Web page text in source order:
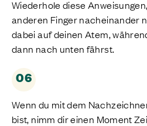
Wiederhole diese
anderen Finger nacheinander
dabei auf deinen Atem,
dann nach unten fährst.
06
Wenn du mit dem
bist, nimm dir einen Moment